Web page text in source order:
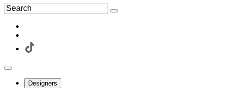
Designers